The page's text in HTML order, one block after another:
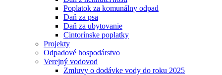
Poplatok za komunálny odpad
Daň za psa
Daň za ubytovanie
Cintorínske poplatky
Projekty
Odpadové hospodárstvo
Verejný vodovod
Zmluvy o dodávke vody do roku 2025